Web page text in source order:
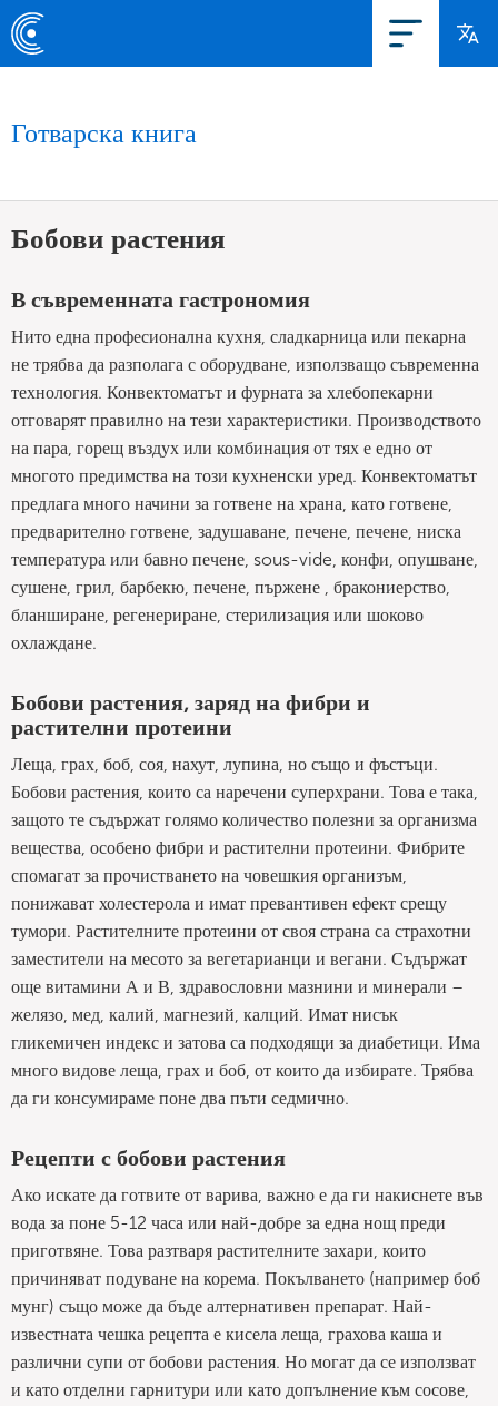
Готварска книга
Бобови растения
В съвременната гастрономия
Нито една професионална кухня, сладкарница или пекарна
не трябва да разполага с оборудване, използващо съвременна
технология. Конвектоматът и фурната за хлебопекарни
отговарят правилно на тези характеристики. Производството
на пара, горещ въздух или комбинация от тях е едно от
многото предимства на този кухненски уред. Конвектоматът
предлага много начини за готвене на храна, като готвене,
предварително готвене, задушаване, печене, печене, ниска
температура или бавно печене, sous-vide, конфи, опушване,
сушене, грил, барбекю, печене, пържене , бракониерство,
бланширане, регенериране, стерилизация или шоково
охлаждане.
Бобови растения, заряд на фибри и
растителни протеини
Леща, грах, боб, соя, нахут, лупина, но също и фъстъци.
Бобови растения, които са наречени суперхрани. Това е така,
защото те съдържат голямо количество полезни за организма
вещества, особено фибри и растителни протеини. Фибрите
спомагат за прочистването на човешкия организъм,
понижават холестерола и имат превантивен ефект срещу
тумори. Растителните протеини от своя страна са страхотни
заместители на месото за вегетарианци и вегани. Съдържат
още витамини А и В, здравословни мазнини и минерали –
желязо, мед, калий, магнезий, калций. Имат нисък
гликемичен индекс и затова са подходящи за диабетици. Има
много видове леща, грах и боб, от които да избирате. Трябва
да ги консумираме поне два пъти седмично.
Рецепти с бобови растения
Ако искате да готвите от варива, важно е да ги накиснете във
вода за поне 5-12 часа или най-добре за една нощ преди
приготвяне. Това разтваря растителните захари, които
причиняват подуване на корема. Покълването (например боб
мунг) също може да бъде алтернативен препарат. Най-
известната чешка рецепта е кисела леща, грахова каша и
различни супи от бобови растения. Но могат да се използват
и като отделни гарнитури или като допълнение към сосове,